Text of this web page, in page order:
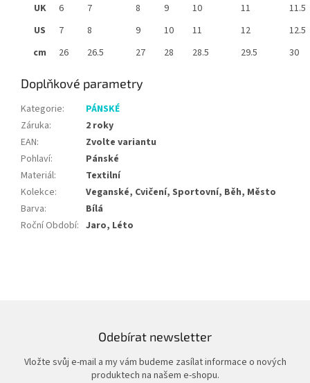
UK
6 7 8 9 10 11
11.5
US
7 8 9 10 11 12
12.5
cm
26 26.5 27 28 28.5 29.5 30
Doplňkové parametry
Kategorie:
PÁNSKÉ
Záruka:
2 roky
EAN:
Zvolte variantu
Pohlaví:
Pánské
Materiál:
Textilní
Kolekce:
Veganské, Cvičení, Sportovní, Běh, Město
Barva:
Bílá
Roční Období: Jaro, Léto
Odebírat newsletter
Vložte svůj e-mail a my vám budeme zasílat informace o nových
produktech na našem e-shopu.